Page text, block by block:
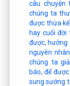
câu chuyện
chúng ta
được thừa
hay cuối đời
được, hưởng
nguyên
chúng ta
báo, để
sung sướng